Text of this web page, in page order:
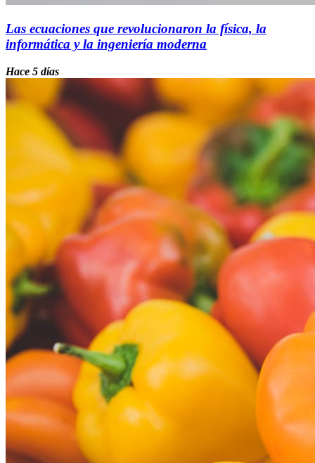
Las ecuaciones que revolucionaron la física, la
informática y la ingeniería moderna
Hace 5 días